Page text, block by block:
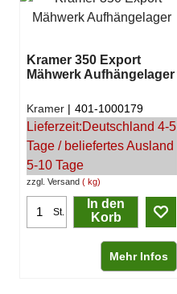
Kramer 350 Export
Mähwerk Aufhängelager
zzgl. Versand kg
Kramer 401-1000179
Lieferzeit:Deutschland 4-5
Tage / beliefertes Ausland
5-10 Tage
St.
In den
Korb
Mehr Infos